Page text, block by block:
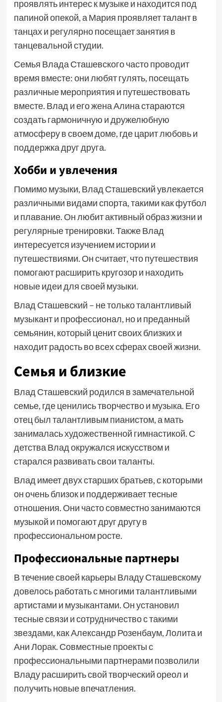
проявлять интерес к музыке и находится под
папиной опекой, а Мария проявляет талант в
танцах и регулярно посещает занятия в
танцевальной студии.
Семья Влада Сташевского часто проводит
время вместе: они любят гулять, посещать
различные мероприятия и путешествовать
вместе. Влад и его жена Алина стараются
создать гармоничную и дружелюбную
атмосферу в своем доме, где царит любовь и
поддержка друг друга.
Хобби и увлечения
Помимо музыки, Влад Сташевский увлекается
различными видами спорта, такими как футбол
и плавание. Он любит активный образ жизни и
регулярные тренировки. Также Влад
интересуется изучением истории и
путешествиями. Он считает, что путешествия
помогают расширить кругозор и находить
новые идеи для своей музыки.
Влад Сташевский – не только талантливый
музыкант и профессионал, но и преданный
семьянин, который ценит своих близких и
находит радость во всех сферах своей жизни.
Семья и близкие
Влад Сташевский родился в замечательной
семье, где ценились творчество и музыка. Его
отец был талантливым пианистом, а мать
занималась художественной гимнастикой. С
детства Влад окружался искусством и
старался развивать свои таланты.
Влад имеет двух старших братьев, с которыми
он очень близок и поддерживает тесные
отношения. Они часто совместно занимаются
музыкой и помогают друг другу в
профессиональном росте.
Профессиональные партнеры
В течение своей карьеры Владу Сташевскому
довелось работать с многими талантливыми
артистами и музыкантами. Он установил
тесные связи и сотрудничество с такими
звездами, как Александр Розенбаум, Лолита и
Ани Лорак. Совместные проекты с
профессиональными партнерами позволили
Владу расширить свой творческий ореол и
получить новые впечатления.